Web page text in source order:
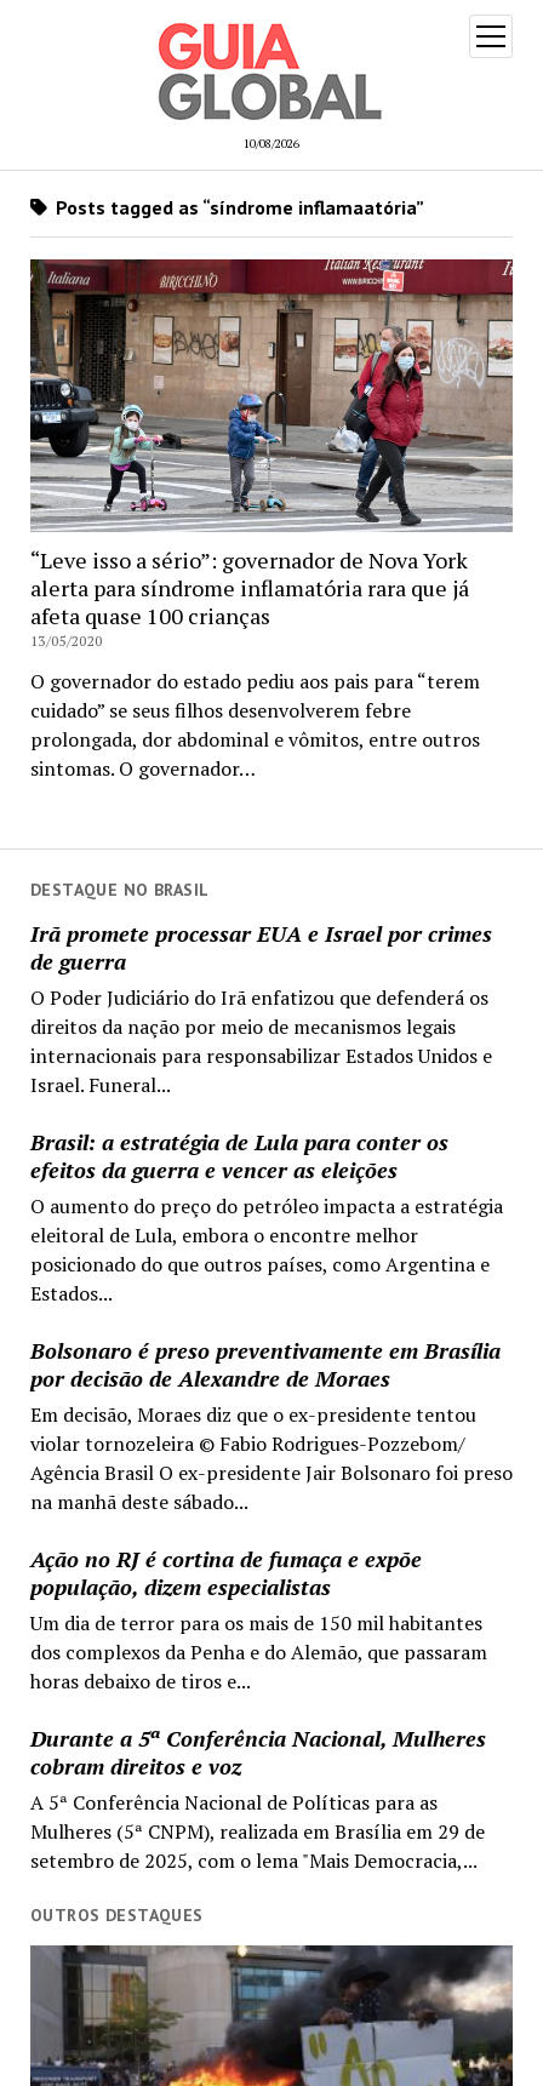
10/08/2026
open
menu
DESTAQUE NO BRASIL
Irã promete processar EUA e Israel por crimes
de guerra
O Poder Judiciário do Irã enfatizou que defenderá os
direitos da nação por meio de mecanismos legais
internacionais para responsabilizar Estados Unidos e
Israel. Funeral...
Brasil: a estratégia de Lula para conter os
efeitos da guerra e vencer as eleições
O aumento do preço do petróleo impacta a estratégia
eleitoral de Lula, embora o encontre melhor
posicionado do que outros países, como Argentina e
Estados...
Bolsonaro é preso preventivamente em Brasília
por decisão de Alexandre de Moraes
Em decisão, Moraes diz que o ex-presidente tentou
violar tornozeleira © Fabio Rodrigues-Pozzebom/
Agência Brasil O ex-presidente Jair Bolsonaro foi preso
na manhã deste sábado...
Ação no RJ é cortina de fumaça e expõe
população, dizem especialistas
Um dia de terror para os mais de 150 mil habitantes
dos complexos da Penha e do Alemão, que passaram
horas debaixo de tiros e...
Durante a 5ª Conferência Nacional, Mulheres
cobram direitos e voz
A 5ª Conferência Nacional de Políticas para as
Mulheres (5ª CNPM), realizada em Brasília em 29 de
setembro de 2025, com o lema "Mais Democracia,...
OUTROS DESTAQUES
Posts tagged as “síndrome inflamaatória”
“Leve isso a sério”: governador de Nova York
alerta para síndrome inflamatória rara que já
afeta quase 100 crianças
13/05/2020
O governador do estado pediu aos pais para “terem
cuidado” se seus filhos desenvolverem febre
prolongada, dor abdominal e vômitos, entre outros
sintomas. O governador…